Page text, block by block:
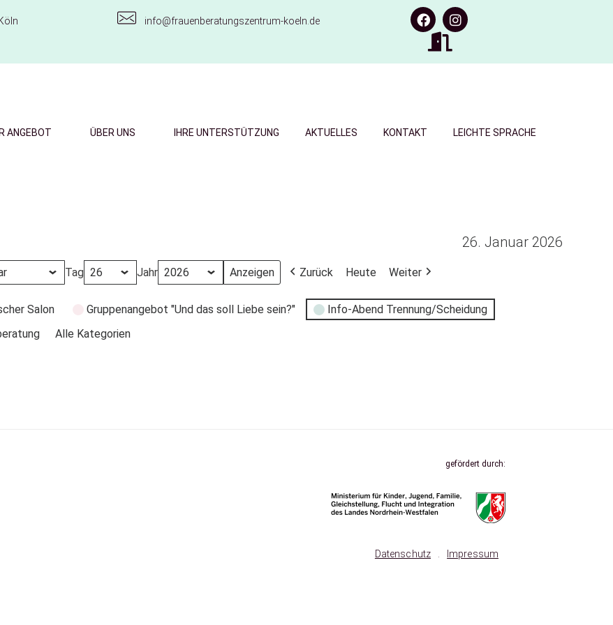
info@frauenberatungszentrum-koeln.de
ANGEBOT ÜBER UNS IHRE UNTERSTÜTZUNG AKTUELLES KONTAKT LEICHTE SPRACHE
26. Januar 2026
Tag Jahr Zurück Heute Weiter
Salon Gruppenangebot "Und das soll Liebe sein?"
Info-Abend Trennung/Scheidung
Alle Kategorien
gefördert durch:
Datenschutz Impressum